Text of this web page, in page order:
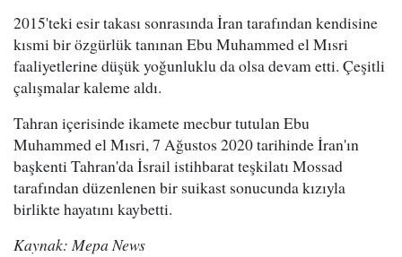
2015'teki esir takası sonrasında İran tarafından kendisine
kısmi bir özgürlük tanınan Ebu Muhammed el Mısri
faaliyetlerine düşük yoğunluklu da olsa devam etti. Çeşitli
çalışmalar kaleme aldı.
Tahran içerisinde ikamete mecbur tutulan Ebu
Muhammed el Mısri, 7 Ağustos 2020 tarihinde İran'ın
başkenti Tahran'da İsrail istihbarat teşkilatı Mossad
tarafından düzenlenen bir suikast sonucunda kızıyla
birlikte hayatını kaybetti.
Kaynak: Mepa News